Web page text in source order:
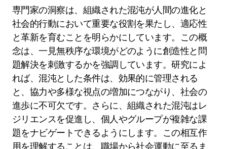
専門家の洞察は、組織された混沌が人間の進化と
社会的行動において重要な役割を果たし、適応性
と革新を育むことを明らかにしています。この概
念は、一見無秩序な環境がどのように創造性と問
題解決を刺激するかを強調しています。研究によ
れば、混沌とした条件は、効果的に管理される
と、協力や多様な視点の増加につながり、社会の
進歩に不可欠です。さらに、組織された混沌はレ
ジリエンスを促進し、個人やグループが複雑な課
題をナビゲートできるようにします。この相互作
用を理解することは、職場から社会運動に至るま